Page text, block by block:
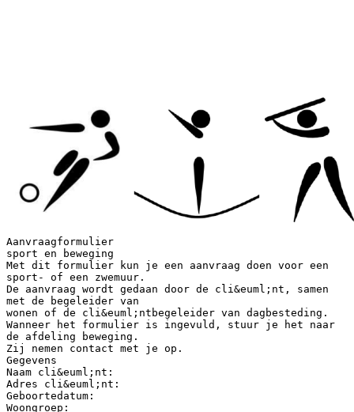
Aanvraagformulier
sport en beweging
Met dit formulier kun je een aanvraag doen voor een
sport- of een zwemuur.
De aanvraag wordt gedaan door de cli&euml;nt, samen
met de begeleider van
wonen of de cli&euml;ntbegeleider van dagbesteding.
Wanneer het formulier is ingevuld, stuur je het naar
de afdeling beweging.
Zij nemen contact met je op.
Gegevens
Naam cli&euml;nt:
Adres cli&euml;nt:
Geboortedatum:
Woongroep: